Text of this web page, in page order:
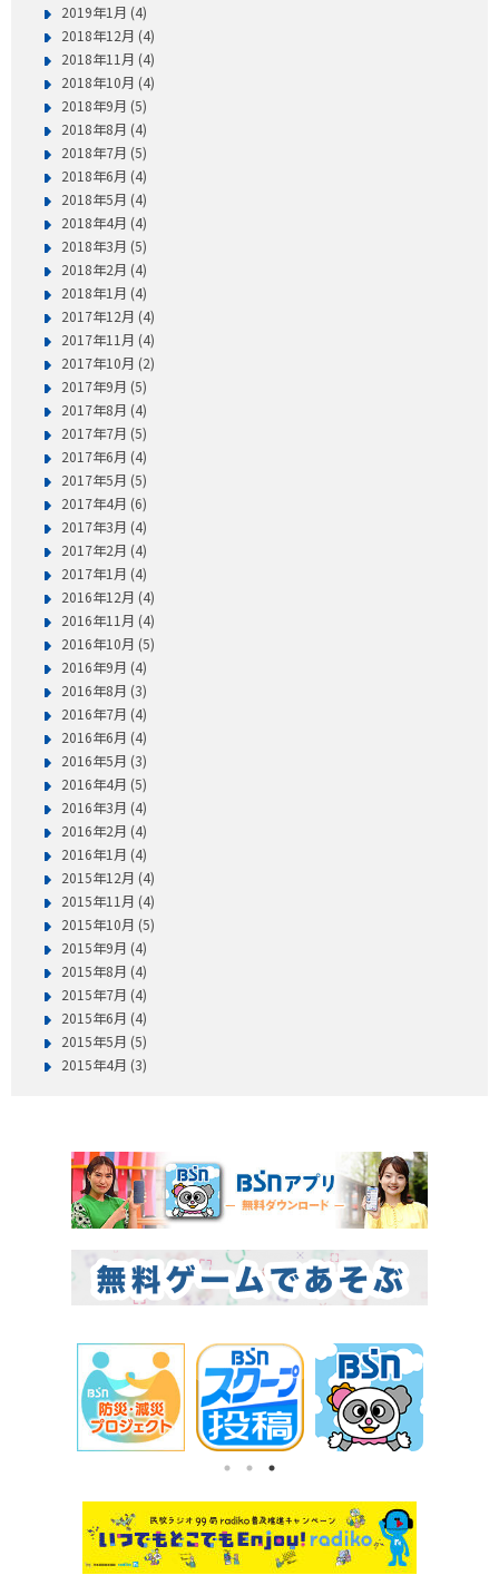
2019年1月 (4)
2018年12月 (4)
2018年11月 (4)
2018年10月 (4)
2018年9月 (5)
2018年8月 (4)
2018年7月 (5)
2018年6月 (4)
2018年5月 (4)
2018年4月 (4)
2018年3月 (5)
2018年2月 (4)
2018年1月 (4)
2017年12月 (4)
2017年11月 (4)
2017年10月 (2)
2017年9月 (5)
2017年8月 (4)
2017年7月 (5)
2017年6月 (4)
2017年5月 (5)
2017年4月 (6)
2017年3月 (4)
2017年2月 (4)
2017年1月 (4)
2016年12月 (4)
2016年11月 (4)
2016年10月 (5)
2016年9月 (4)
2016年8月 (3)
2016年7月 (4)
2016年6月 (4)
2016年5月 (3)
2016年4月 (5)
2016年3月 (4)
2016年2月 (4)
2016年1月 (4)
2015年12月 (4)
2015年11月 (4)
2015年10月 (5)
2015年9月 (4)
2015年8月 (4)
2015年7月 (4)
2015年6月 (4)
2015年5月 (5)
2015年4月 (3)